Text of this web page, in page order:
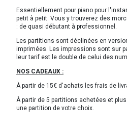
Essentiellement pour piano pour
petit à petit. Vous y trouverez des
: de quasi débutant à professionnel.
Les partitions sont déclinées en
imprimées. Les impressions sont sur
leur tarif est le double de celui des
NOS CADEAUX :
À partir de 15€ d'achats les frais de
À partir de 5 partitions achetées et
une partition de votre choix.